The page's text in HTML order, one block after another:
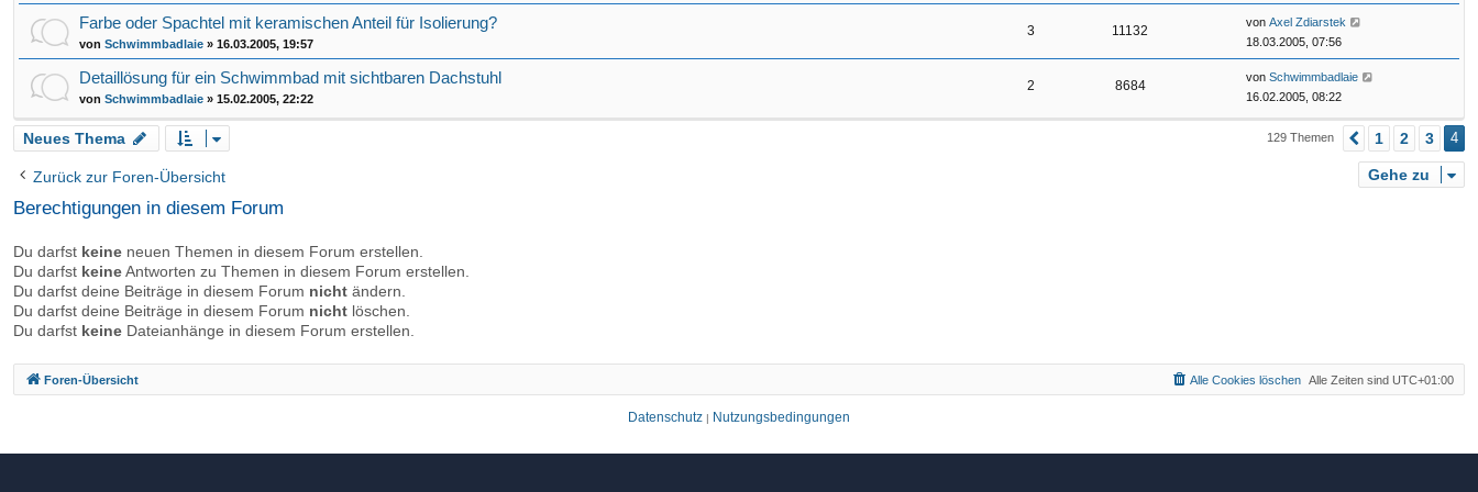
Farbe oder Spachtel mit keramischen Anteil für Isolierung?
von Schwimmbadlaie » 16.03.2005, 19:57
3 11132
von Axel Zdiarstek
18.03.2005, 07:56
Detaillösung für ein Schwimmbad mit sichtbaren Dachstuhl
von Schwimmbadlaie » 15.02.2005, 22:22
2 8684
von Schwimmbadlaie
16.02.2005, 08:22
Neues Thema 129 Themen Vorherige
1 2 3 4
Zurück zur Foren-Übersicht Gehe zu
Berechtigungen in diesem Forum
Du darfst keine neuen Themen in diesem Forum erstellen.
Du darfst keineAntworten zu Themen in diesem Forum erstellen.
Du darfst deine Beiträge in diesem Forum nicht ändern.
Du darfst deine Beiträge in diesem Forum nicht löschen.
Du darfst keine Dateianhänge in diesem Forum erstellen.
Foren-Übersicht Alle Zeiten sind UTC+01:00
Alle Cookies löschen
Datenschutz | Nutzungsbedingungen